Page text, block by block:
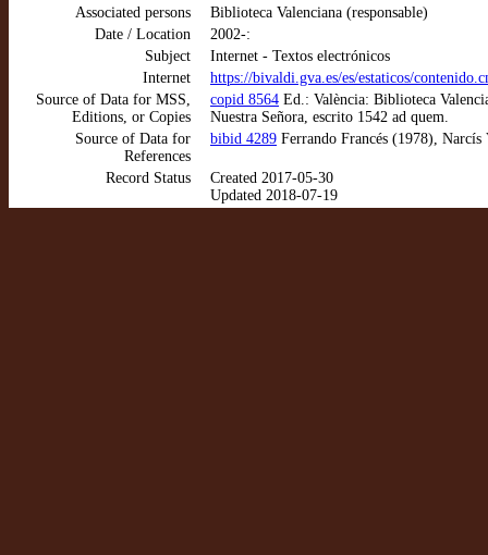
Associated persons
Biblioteca Valenciana (responsable)
Date / Location
2002-:
Subject
Internet - Textos electrónicos
Internet
https://bivaldi.gva.es/es/estaticos/
Source of Data for MSS,
Editions, or Copies
copid 8564 Ed.: València: Biblioteca
Nuestra Señora, escrito 1542 ad quem.
Source of Data for
References
bibid 4289 Ferrando Francés (1978), Narcís
Record Status
Created 2017-05-30
Updated 2018-07-19